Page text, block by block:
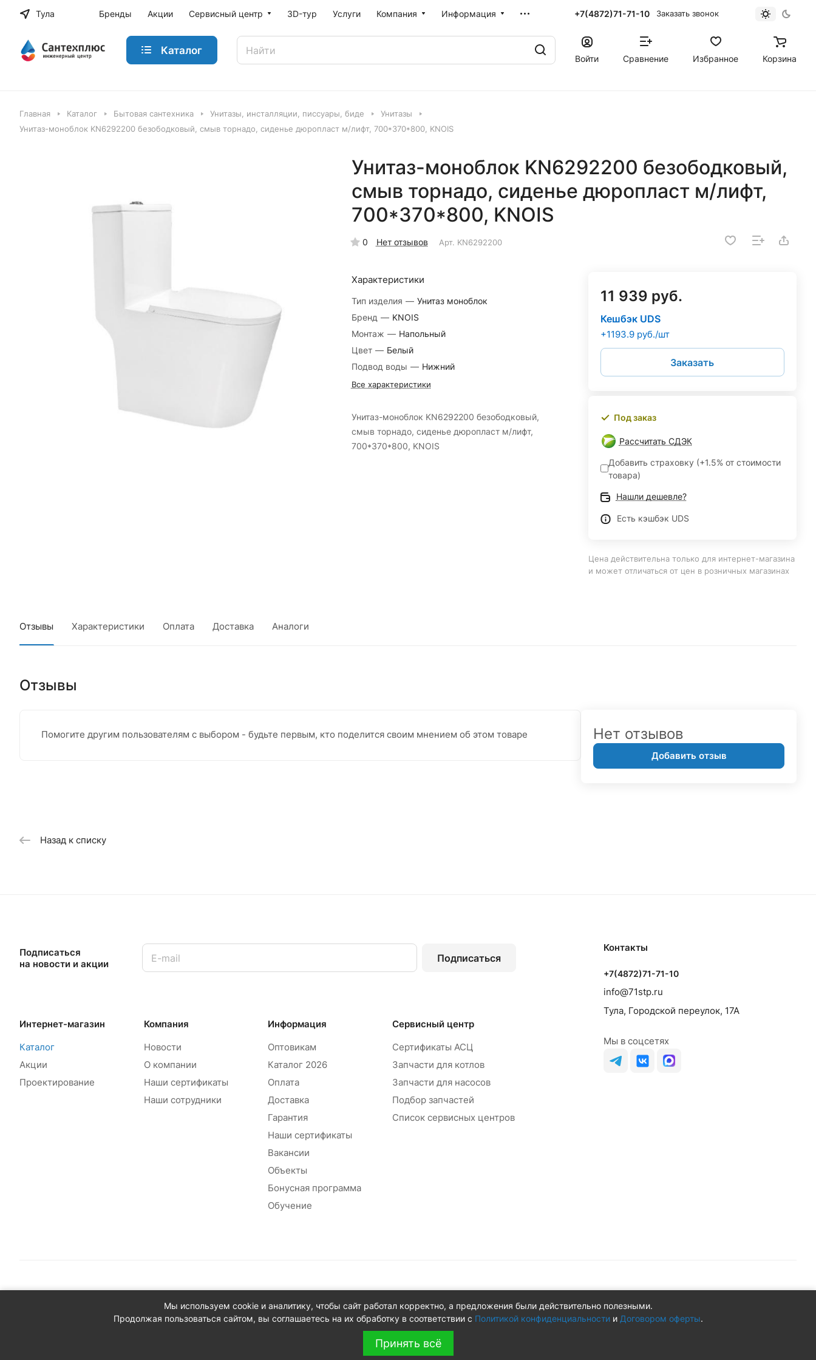
Тула Бренды Акции Сервисный центр 3D-тур Услуги Компания Информация +7(4872)71-71-10 Заказать звонок
Каталог
Войти Сравнение Избранное Корзина
Главная Каталог Бытовая сантехника Унитазы, инсталляции, писсуары, биде
Унитазы
Унитаз-моноблок KN6292200 безободковый, смыв торнадо, сиденье дюропласт м/лифт, 700*370*800, KNOIS
Унитаз-моноблок KN6292200 безободковый,
смыв торнадо, сиденье дюропласт м/лифт,
700*370*800, KNOIS
0 Нет отзывов Арт. KN6292200
Характеристики
Тип изделия — Унитаз моноблок
Бренд — KNOIS
Монтаж — Напольный
Цвет — Белый
Подвод воды — Нижний
Все характеристики
Унитаз-моноблок KN6292200 безободковый,
смыв торнадо, сиденье дюропласт м/лифт,
700*370*800, KNOIS
11 939 руб.
Кешбэк UDS
+1193.9 руб./шт
Заказать
Под заказ
Рассчитать СДЭК
Добавить страховку (+1.5% от стоимости
товара)
Нашли дешевле?
Есть кэшбэк UDS
Цена действительна только для интернет-магазина
и может отличаться от цен в розничных магазинах
Отзывы Характеристики Оплата Доставка Аналоги
Отзывы
Помогите другим пользователям с выбором - будьте первым, кто поделится своим мнением об этом товаре Нет отзывов
Добавить отзыв
Назад к списку
Подписаться
на новости и акции
Подписаться
Интернет-магазин
Каталог
Акции
Проектирование
Компания
Новости
О компании
Наши сертификаты
Наши сотрудники
Информация
Оптовикам
Каталог 2026
Оплата
Доставка
Гарантия
Наши сертификаты
Вакансии
Объекты
Бонусная программа
Обучение
Сервисный центр
Сертификаты АСЦ
Запчасти для котлов
Запчасти для насосов
Подбор запчастей
Список сервисных центров
Контакты
+7(4872)71-71-10
info@71stp.ru
Тула, Городской переулок, 17А
Мы в соцсетях
© 2026 Сантехплюс: Интернет-магазин отопления, водоснабжения
Юридический адрес: 390023, г. Рязань, проезд Яблочкова, д.8Ж
ИНН/КПП: 6230087631/623001001
Мы используем cookie и аналитику, чтобы сайт работал корректно, а предложения были действительно полезными.
Продолжая пользоваться сайтом, вы соглашаетесь на их обработку в соответствии с Политикой конфиденциальностии Договором оферты.
Принять всё